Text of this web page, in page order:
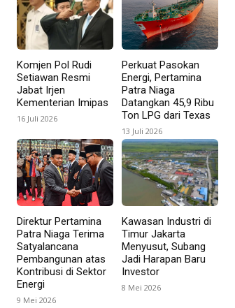
Komjen Pol Rudi
Setiawan Resmi
Jabat Irjen
Kementerian Imipas
16 Juli 2026
Perkuat Pasokan
Energi, Pertamina
Patra Niaga
Datangkan 45,9 Ribu
Ton LPG dari Texas
13 Juli 2026
Direktur Pertamina
Patra Niaga Terima
Satyalancana
Pembangunan atas
Kontribusi di Sektor
Energi
9 Mei 2026
Kawasan Industri di
Timur Jakarta
Menyusut, Subang
Jadi Harapan Baru
Investor
8 Mei 2026